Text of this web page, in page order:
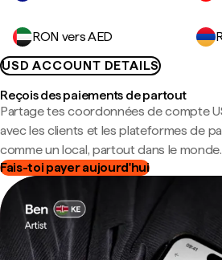
RON vers AED
USD ACCOUNT DETAILS
Reçois des paiements de partout
Partage tes coordonnées de compte
avec les clients et les plateformes de
comme un local, partout dans le monde.
Fais-toi payer aujourd'hui